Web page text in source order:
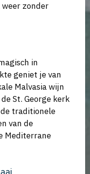
zonder
in
geniet je van
Malvasia wijn
St. George kerk
traditionele
van de
Mediterrane